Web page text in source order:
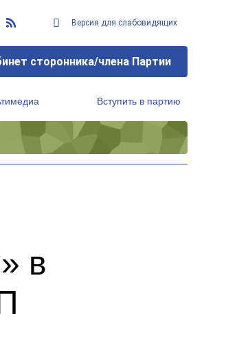
Версия для слабовидящих
сторонника/члена Партии
Вступить в партию
в